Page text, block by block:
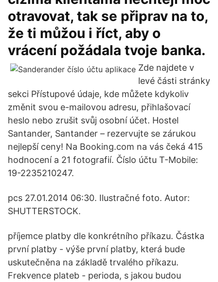
otravovat, tak se připrav na to,
že ti můžou i říct, aby o
vrácení požádala tvoje banka.
Zde najdete v
levé části stránky
sekci Přístupové údaje, kde můžete kdykoliv
změnit svou e-mailovou adresu, přihlašovací
heslo nebo zrušit svůj osobní účet. Hostel
Santander, Santander – rezervujte se zárukou
nejlepší ceny! Na Booking.com na vás čeká 415
hodnocení a 21 fotografií. Číslo účtu T-Mobile:
19-2235210247.
pcs 27.01.2014 06:30. Ilustračné foto. Autor:
SHUTTERSTOCK.
příjemce platby dle konkrétního příkazu. Částka
první platby - výše první platby, která bude
uskutečněna na základě trvalého příkazu.
Frekvence plateb - perioda, s jakou budou